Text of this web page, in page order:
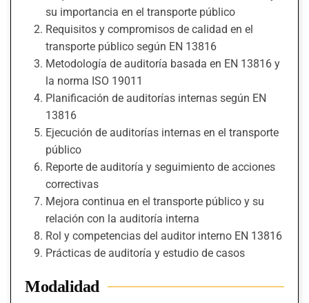
su importancia en el transporte público
Requisitos y compromisos de calidad en el
transporte público según EN 13816
Metodología de auditoría basada en EN 13816 y
la norma ISO 19011
Planificación de auditorías internas según EN
13816
Ejecución de auditorías internas en el transporte
público
Reporte de auditoría y seguimiento de acciones
correctivas
Mejora continua en el transporte público y su
relación con la auditoría interna
Rol y competencias del auditor interno EN 13816
Prácticas de auditoría y estudio de casos
Modalidad